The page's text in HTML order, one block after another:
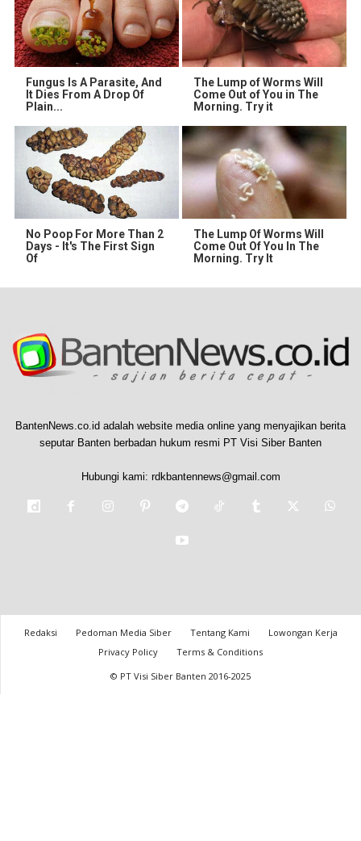
Fungus Is A Parasite, And
It Dies From A Drop Of
Plain...
The Lump of Worms Will
Come Out of You in The
Morning. Try it
No Poop For More Than 2
Days - It's The First Sign
Of
The Lump Of Worms Will
Come Out Of You In The
Morning. Try It
BantenNews.co.id adalah website media online yang menyajikan berita
seputar Banten berbadan hukum resmi PT Visi Siber Banten
Hubungi kami: rdkbantennews@gmail.com
Redaksi Pedoman Media Siber Tentang Kami
Lowongan Kerja
Privacy Policy
Terms & Conditions
© PT Visi Siber Banten 2016-2025